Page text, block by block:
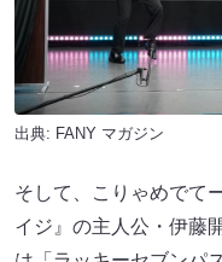
出典: FANY マガジン
そして、こりゃめでて
イジ』の主人公・伊藤